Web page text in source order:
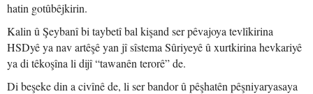
hatin gotûbêjkirin.
Kalin û Şeybanî bi taybetî bal kişand ser pêvajoya tevlîkirina
HSDyê ya nav artêşê yan jî sîstema Sûriyeyê û xurtkirina hevkariyê
ya di têkoşîna li dijî “tawanên terorê” de.
Di beşeke din a civînê de, li ser bandor û pêşhatên pêşniyaryasaya